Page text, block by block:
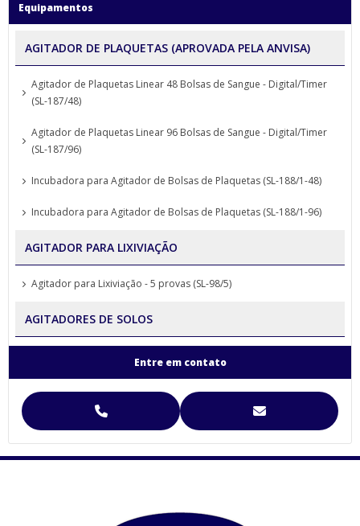
Equipamentos
AGITADOR DE PLAQUETAS (APROVADA PELA ANVISA)
Agitador de Plaquetas Linear 48 Bolsas de Sangue - Digital/Timer
(SL-187/48)
Agitador de Plaquetas Linear 96 Bolsas de Sangue - Digital/Timer
(SL-187/96)
Incubadora para Agitador de Bolsas de Plaquetas (SL-188/1-48)
Incubadora para Agitador de Bolsas de Plaquetas (SL-188/1-96)
AGITADOR PARA LIXIVIAÇÃO
Agitador para Lixiviação - 5 provas (SL-98/5)
AGITADORES DE SOLOS
Agitador para Separação de Agregados de Solo Yoder
Agitador Proveta - 120 Provas - Análise de Solo (SL-99/120)
Entre em contato